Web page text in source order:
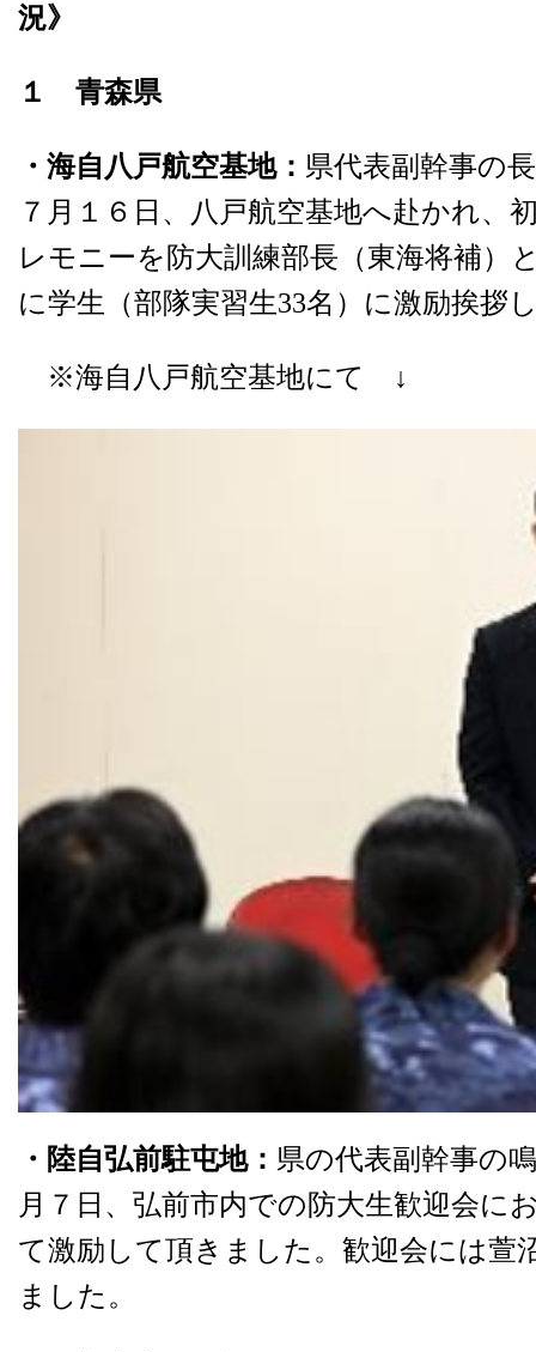
況》
１ 青森県
・海自八戸航空基地： 県代表副幹事の
７月１６日、八戸航空基地へ赴かれ、
レモニーを防大訓練部長（東海将補）
に学生（部隊実習生33名）に激励挨拶
※海自八戸航空基地にて ↓
・陸自弘前駐屯地： 県の代表副幹事の
月７日、弘前市内での防大生歓迎会に
て激励して頂きました。歓迎会には萱
ました。